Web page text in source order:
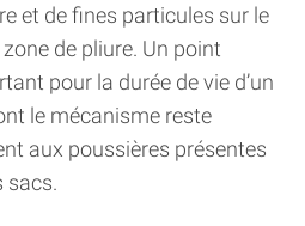
et de fines particules sur le
de pliure. Un point
pour la durée de vie d’un
le mécanisme reste
aux poussières présentes
sacs.